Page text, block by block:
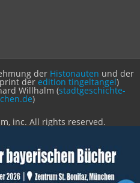
der Histonauten und der
der edition tingeltangel)
Willhalm (stadtgeschichte-
)
inc. All rights reserved.